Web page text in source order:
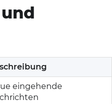
eingehende